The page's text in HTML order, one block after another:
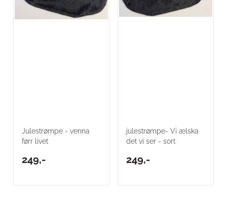
Julestrømpe - venna
førr livet
249,-
julestrømpe- Vi ælska
det vi ser - sort
249,-